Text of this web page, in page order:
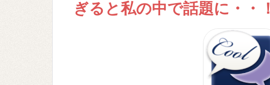
ぎると私の中で話題に・・！